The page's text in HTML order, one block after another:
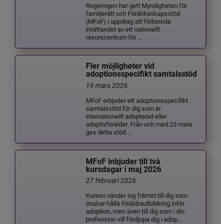
Regeringen har gett Myndigheten för
familjerätt och Föräldraskapsstöd
(MFoF) i uppdrag att förbereda
inrättandet av ett nationellt
resurscentrum för ...
Fler möjligheter vid
adoptionsspecifikt samtalsstöd
19 mars 2026
MFoF erbjuder ett adoptionsspecifikt
samtalsstöd för dig som är
internationellt adopterad eller
adoptivförälder. Från och med 23 mars
ges detta stöd ...
MFoF inbjuder till två
kursdagar i maj 2026
27 februari 2026
Kursen vänder sig främst till dig som
önskar hålla föräldrautbildning inför
adoption, men även till dig som i din
profession vill fördjupa dig i adop...